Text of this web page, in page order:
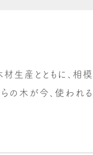
生産とともに、相
の木が今、使われ